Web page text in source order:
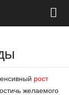
рост
желаемого